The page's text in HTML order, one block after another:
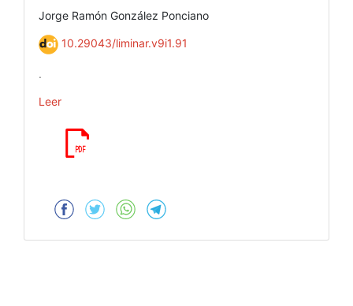
Jorge Ramón González Ponciano
10.29043/liminar.v9i1.91
.
Leer